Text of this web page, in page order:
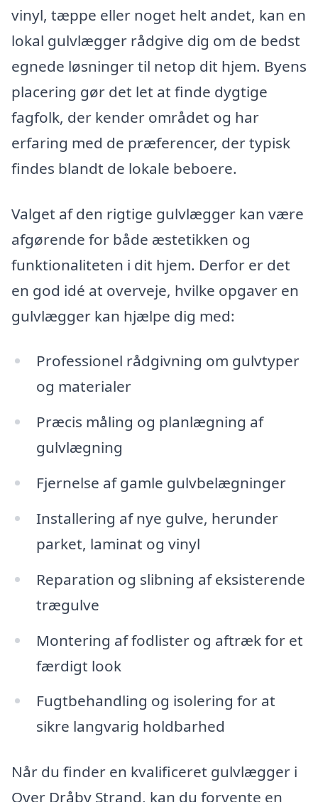
vinyl, tæppe eller noget helt andet, kan en
lokal gulvlægger rådgive dig om de bedst
egnede løsninger til netop dit hjem. Byens
placering gør det let at finde dygtige
fagfolk, der kender området og har
erfaring med de præferencer, der typisk
findes blandt de lokale beboere.
Valget af den rigtige gulvlægger kan være
afgørende for både æstetikken og
funktionaliteten i dit hjem. Derfor er det
en god idé at overveje, hvilke opgaver en
gulvlægger kan hjælpe dig med:
Professionel rådgivning om gulvtyper
og materialer
Præcis måling og planlægning af
gulvlægning
Fjernelse af gamle gulvbelægninger
Installering af nye gulve, herunder
parket, laminat og vinyl
Reparation og slibning af eksisterende
trægulve
Montering af fodlister og aftræk for et
færdigt look
Fugtbehandling og isolering for at
sikre langvarig holdbarhed
Når du finder en kvalificeret gulvlægger i
Over Dråby Strand, kan du forvente en